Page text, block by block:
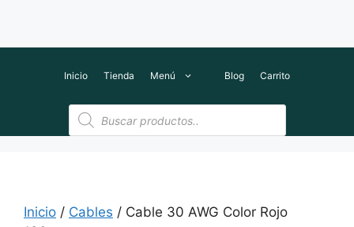
Inicio Tienda Menú Blog Carrito
Búsqueda
de
productos
Inicio / Cables / Cable 30 AWG Color Rojo